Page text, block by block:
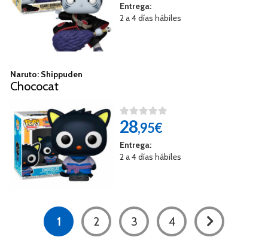
Entrega:
2 a 4 días hábiles
Naruto: Shippuden
Chococat
28,95€
Entrega:
2 a 4 días hábiles
1 2 3 4